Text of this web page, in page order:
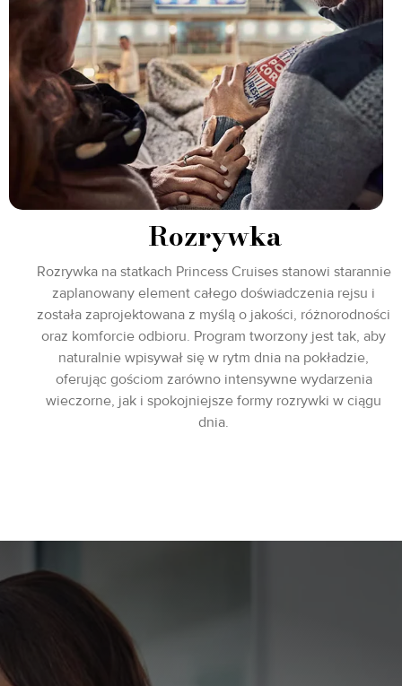
Rozrywka
Rozrywka na statkach Princess Cruises stanowi starannie
zaplanowany element całego doświadczenia rejsu i
została zaprojektowana z myślą o jakości, różnorodności
oraz komforcie odbioru. Program tworzony jest tak, aby
naturalnie wpisywał się w rytm dnia na pokładzie,
oferując gościom zarówno intensywne wydarzenia
wieczorne, jak i spokojniejsze formy rozrywki w ciągu
dnia.